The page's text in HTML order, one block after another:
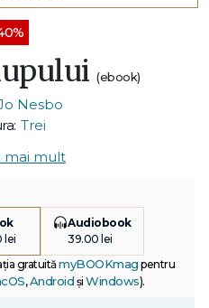
(ebook)
Nesbo
Trei
mai mult
lei
Audiobook
39.00 lei
gratuitămyBOOKmag pentru
,Android și Windows).